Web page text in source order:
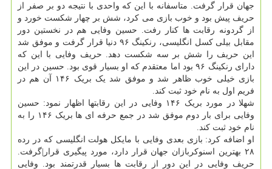
جهان قرار گرفت. متاسفانه با این که واحدی با نتیجه دو بر صفر از
حریف پیش بود و خوب بازی می کرد، شش بر چهار شکست خورد و
از گردونه رقابت ها کنار رفت. حسین وفایی هم در نخستین دور
مقابل بیلی کسل انگلیسی، رنکینگ ۹۶ دنیا قرار گرفت و موفق شد
این حریف را شش بر سه شکست دهد. حریف وفایی با این که
دارای رنکینگ ۹۶ بود اما معتقدم که او بسیار قوی بود. حسین در این
بازی خیلی خوب ظاهر شد و موفق شد یک بریک ۱۴۶ آن هم در
فریم اول به نام خود ثبت کند.
شهلا در مورد بریک ۱۴۶ وفایی در این رقابتها اظهار نمود: حسین
وفایی برای بار دوم موفق شد در جمع حرفه ای ها بریک ۱۴۶ را به
نام خود ثبت کند.
او اضافه کرد: بازی بعدی وفایی با مایکل هولت انگلیسی که در رده
۲۸ بهترین اسنوکربازان جهان قرار دارد، مورد پیگیری قرار|گرفت.
حریف وفایی در این دور از رقابت ها بسیار قدرتمند بود. وفایی